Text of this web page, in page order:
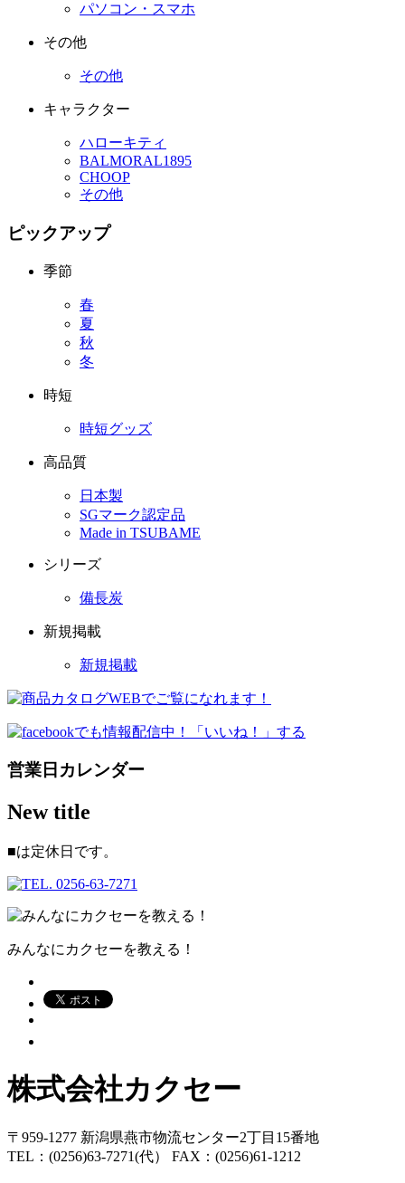
パソコン・スマホ
その他
その他
キャラクター
ハローキティ
BALMORAL1895
CHOOP
その他
ピックアップ
季節
春
夏
秋
冬
時短
時短グッズ
高品質
日本製
SGマーク認定品
Made in TSUBAME
シリーズ
備長炭
新規掲載
新規掲載
営業日カレンダー
New title
■は定休日です。
みんなにカクセーを教える！
株式会社カクセー
〒959-1277 新潟県燕市物流センター2丁目15番地
TEL：(0256)63-7271(代） FAX：(0256)61-1212